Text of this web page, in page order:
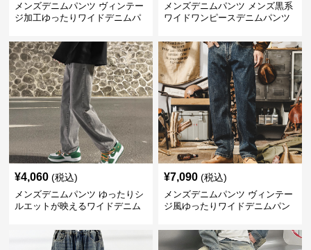
メンズデニムパンツ ヴィンテー
ジ加工ゆったりワイドデニムパ
メンズデニムパンツ メンズ黒系
ワイドワンピースデニムパンツ
¥4,060 (税込)
メンズデニムパンツ ゆったりシ
ルエットが映えるワイドデニム
¥7,090 (税込)
メンズデニムパンツ ヴィンテー
ジ風ゆったりワイドデニムパン